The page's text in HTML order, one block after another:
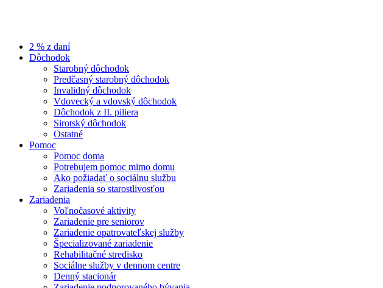
2 % z daní
Dôchodok
Starobný dôchodok
Predčasný starobný dôchodok
Invalidný dôchodok
Vdovecký a vdovský dôchodok
Dôchodok z II. piliera
Sirotský dôchodok
Ostatné
Pomoc
Pomoc doma
Potrebujem pomoc mimo domu
Ako požiadať o sociálnu službu
Zariadenia so starostlivosťou
Zariadenia
Voľnočasové aktivity
Zariadenie pre seniorov
Zariadenie opatrovateľskej služby
Špecializované zariadenie
Rehabilitačné stredisko
Sociálne služby v dennom centre
Denný stacionár